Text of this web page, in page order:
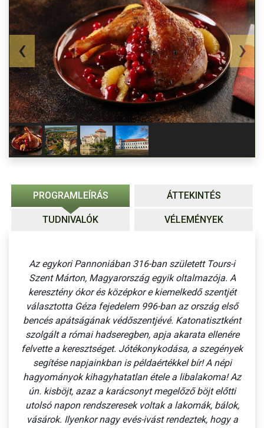
PROGRAMLEÍRÁS ÁTTEKINTÉS
TUDNIVALÓK VÉLEMÉNYEK
Az egykori Pannoniában 316-ban született Tours-i
Szent Márton, Magyarország egyik oltalmazója. A
keresztény ókor és középkor e kiemelkedő szentjét
választotta Géza fejedelem 996-ban az ország első
bencés apátságának védőszentjévé. Katonatisztként
szolgált a római hadseregben, apja akarata ellenére
felvette a keresztséget. Jótékonykodása, a szegények
segítése napjainkban is példaértékkel bír! A népi
hagyományok kihagyhatatlan étele a libalakoma! Az
ún. kisböjt, azaz a karácsonyt megelőző böjt előtti
utolsó napon rendszeresek voltak a lakomák, bálok,
vásárok. Ilyenkor nagy evés-ivást rendeztek, hogy a